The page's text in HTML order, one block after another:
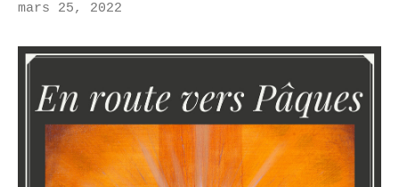
mars 25, 2022